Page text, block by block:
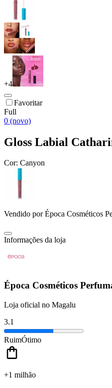
+4
Favoritar
Full
0 (novo)
Gloss Labial
Cor: Canyon
Vendido porÉpoca Cosméticos
Informações da loja
Época Cosméticos
Loja oficial no Magalu
3.1
RuimÓtimo
+1 milhão